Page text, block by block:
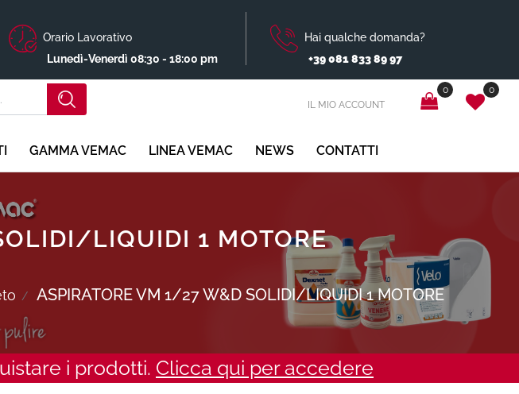
Orario Lavorativo
Lunedì-Venerdì 08:30 - 18:00 pm
Hai qualche domanda?
+39 081 833 89 97
IL MIO ACCOUNT
0 0
GAMMA VEMAC LINEA VEMAC NEWS CONTATTI
LIQUIDI 1 MOTORE
ASPIRATORE VM 1/27 W&D SOLIDI/LIQUIDI 1 MOTORE
i prodotti. Clicca qui per accedere